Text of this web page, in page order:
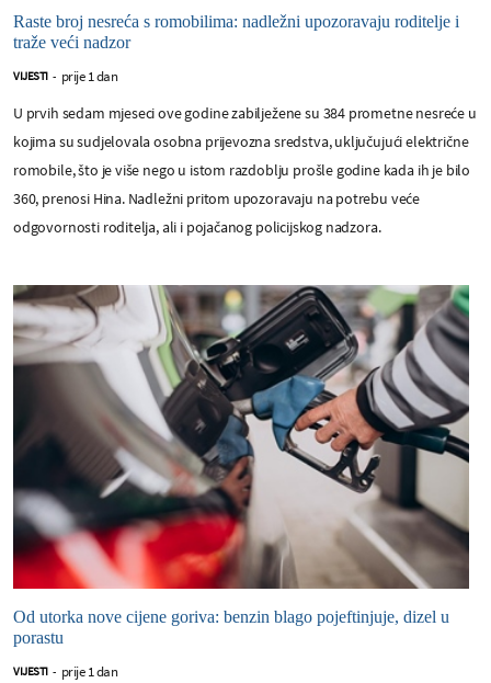
Raste broj nesreća s romobilima: nadležni upozoravaju roditelje i
traže veći nadzor
VIJESTI - prije 1 dan
U prvih sedam mjeseci ove godine zabilježene su 384 prometne nesreće u
kojima su sudjelovala osobna prijevozna sredstva, uključujući električne
romobile, što je više nego u istom razdoblju prošle godine kada ih je bilo
360, prenosi Hina. Nadležni pritom upozoravaju na potrebu veće
odgovornosti roditelja, ali i pojačanog policijskog nadzora.
Od utorka nove cijene goriva: benzin blago pojeftinjuje, dizel u
porastu
VIJESTI - prije 1 dan